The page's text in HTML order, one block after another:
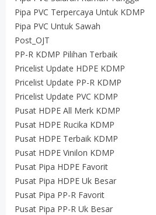
Pipa PVC Terpercaya Untuk KDMP
Pipa PVC Untuk Sawah
Post_OJT
PP-R KDMP Pilihan Terbaik
Pricelist Update HDPE KDMP
Pricelist Update PP-R KDMP
Pricelist Update PVC KDMP
Pusat HDPE All Merk KDMP
Pusat HDPE Rucika KDMP
Pusat HDPE Terbaik KDMP
Pusat HDPE Vinilon KDMP
Pusat Pipa HDPE Favorit
Pusat Pipa HDPE Uk Besar
Pusat Pipa PP-R Favorit
Pusat Pipa PP-R Uk Besar